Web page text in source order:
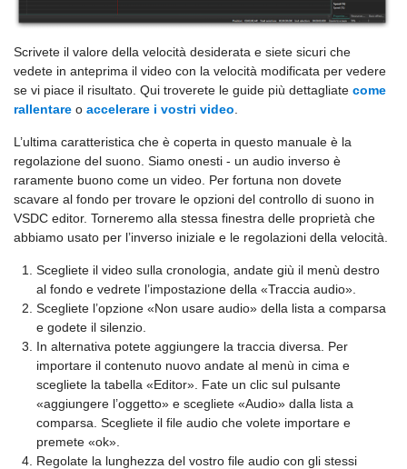
Scrivete il valore della velocità desiderata e siete sicuri che
vedete in anteprima il video con la velocità modificata per vedere
se vi piace il risultato. Qui troverete le guide più dettagliate come
rallentare o accelerare i vostri video
L’ultima caratteristica che è coperta in questo manuale è la
regolazione del suono. Siamo onesti - un audio inverso è
raramente buono come un video. Per fortuna non dovete
scavare al fondo per trovare le opzioni del controllo di suono in
VSDC editor. Torneremo alla stessa finestra delle proprietà che
abbiamo usato per l’inverso iniziale e le regolazioni della velocità.
Scegliete il video sulla cronologia, andate giù il menù destro
al fondo e vedrete l’impostazione della «Traccia audio».
Scegliete l’opzione «Non usare audio» della lista a comparsa
e godete il silenzio.
In alternativa potete aggiungere la traccia diversa. Per
importare il contenuto nuovo andate al menù in cima e
scegliete la tabella «Editor». Fate un clic sul pulsante
«aggiungere l’oggetto» e scegliete «Audio» dalla lista a
comparsa. Scegliete il file audio che volete importare e
premete «ok».
Regolate la lunghezza del vostro file audio con gli stessi